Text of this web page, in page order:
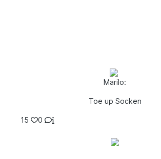
Marilo:
Toe up Socken
15 0